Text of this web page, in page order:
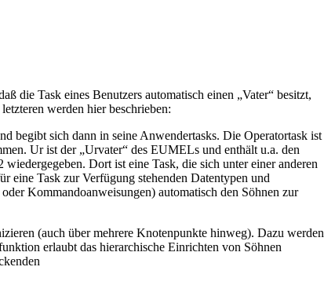
die Task eines Benutzers automatisch einen „Vater“ besitzt,
werden hier beschrieben:
begibt sich dann in seine Anwendertasks. Die Operatortask ist
Ur ist der „Urvater“ des EUMELs und enthält u.a. den
Dort ist eine Task, die sich unter einer anderen
Task zur Verfügung stehenden Datentypen und
Kommandoanweisungen) automatisch den Söhnen zur
(auch über mehrere Knotenpunkte hinweg). Dazu werden
erlaubt das hierarchische Einrichten von Söhnen